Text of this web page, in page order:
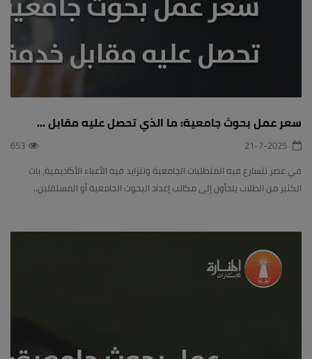
سعر عمل بحوث جامعية: ما الذي تحصل عليه مقابل ...
653
في عصر تتسارع فيه المتطلبات الجامعية وتتزايد فيه الأعباء الأكاديمية، بات
الكثير من الطلاب يلجأون إلى مكاتب إعداد البحوث الجامعية أو المستقلين..